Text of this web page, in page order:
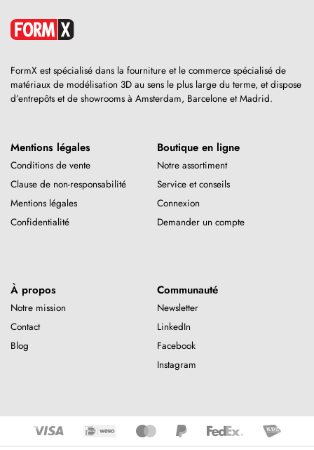
FormX est spécialisé dans la fourniture et le commerce spécialisé de
matériaux de modélisation 3D au sens le plus large du terme, et dispose
d’entrepôts et de showrooms à Amsterdam, Barcelone et Madrid.
Mentions légales
Conditions de vente
Clause de non-responsabilité
Mentions légales
Confidentialité
Boutique en ligne
Notre assortiment
Service et conseils
Connexion
Demander un compte
À propos
Notre mission
Contact
Blog
Communauté
Newsletter
LinkedIn
Facebook
Instagram